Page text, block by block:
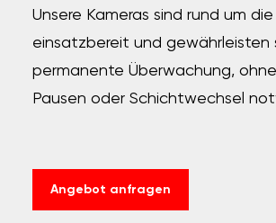
Unsere Kameras sind rund um die
einsatzbereit und gewährleisten
permanente Überwachung,
Pausen oder Schichtwechsel
Angebot anfragen